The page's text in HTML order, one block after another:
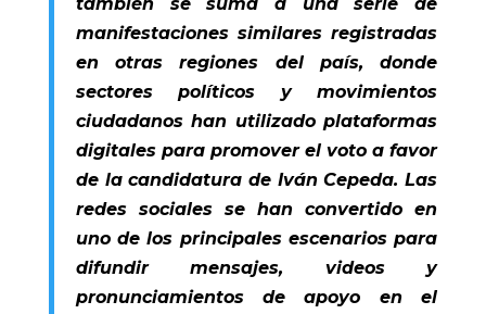
manifestaciones similares registradas
en otras regiones del país, donde
sectores políticos y movimientos
ciudadanos han utilizado plataformas
digitales para promover el voto a favor
de la candidatura de Iván Cepeda. Las
redes sociales se han convertido en
uno de los principales escenarios para
difundir mensajes, videos y
pronunciamientos de apoyo en el